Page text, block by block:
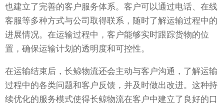
也建立了完善的客户服务体系。客户可以通过电话、在线
客服等多种方式与公司取得联系，随时了解运输过程中的
进展情况。在运输过程中，客户能够实时跟踪货物的位
置，确保运输计划的透明度和可控性。
在运输结束后，长鲸物流还会主动与客户沟通，了解运输
过程中的各类问题和客户反馈，并及时做出改进。这种持
续优化的服务模式使得长鲸物流在客户中建立了良好的口